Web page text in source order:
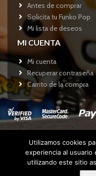
Antes de comprar
Solicita tu Funko Pop
Mi lista de deseos
MI CUENTA
Mi cuenta
Recuperar contraseña
Carrito de la compra
Copyright © 2017
Utilizamos cookies
experiencia al
utilizando este sitio